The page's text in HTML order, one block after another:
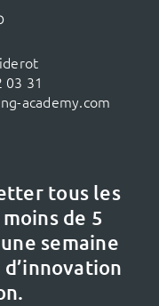
03 31
academy.com
tous les
de 5
semaine